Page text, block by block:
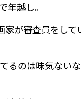
年越し。
が審査員をし
るのは味気ない